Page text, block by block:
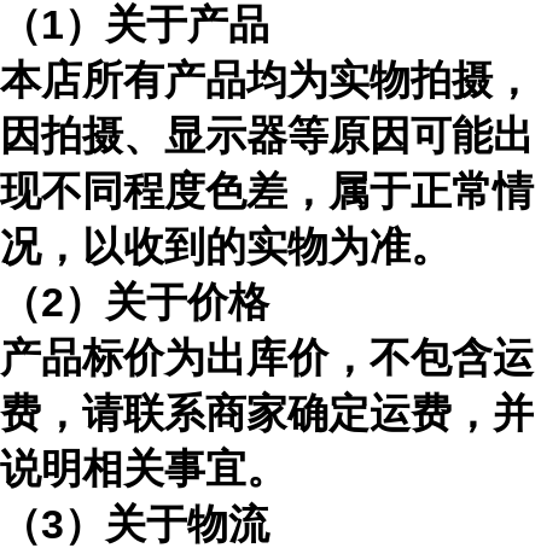
（1）关于产品
本店所有产品均为实物拍摄，
因拍摄、显示器等原因可能出
现不同程度色差，属于正常情
况，以收到的实物为准。
（2）关于价格
产品标价为出库价，不包含运
费，请联系商家确定运费，并
说明相关事宜。
（3）关于物流